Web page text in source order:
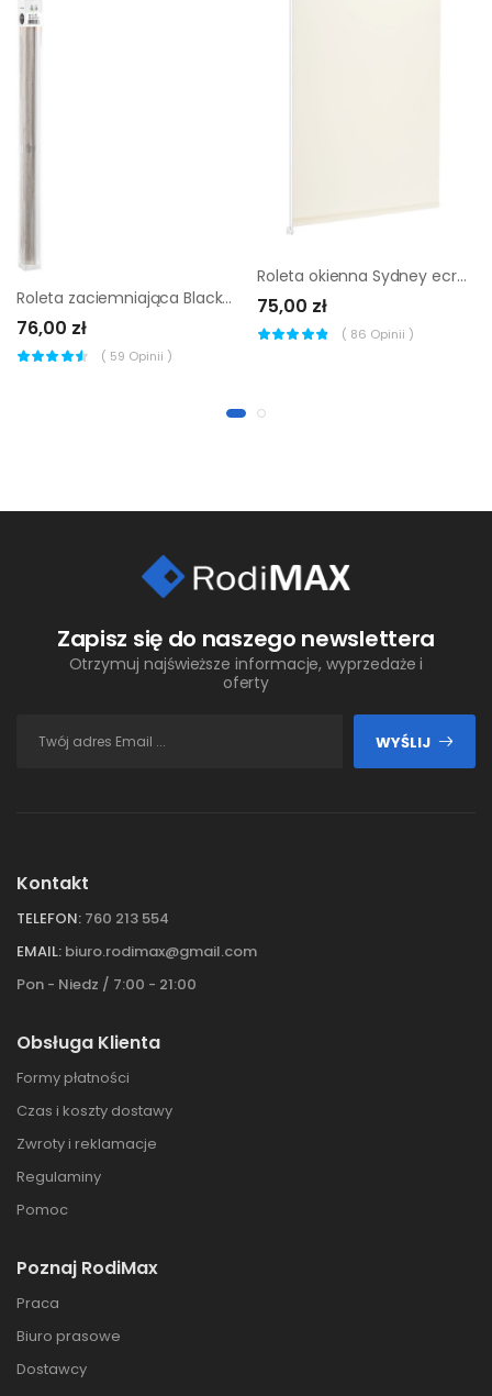
Roleta zaciemniająca Blackout 43 x 160 cm szara ze strukturą Inspire
76,00 zł
( 59 Opinii )
Roleta okienna Sydney ecru kremowa 100 x 150 cm Inspire
75,00 zł
( 86 Opinii )
Zapisz się do naszego newslettera
Otrzymuj najświeższe informacje, wyprzedaże i
oferty
WYŚLIJ
Kontakt
TELEFON: 760 213 554
EMAIL: biuro.rodimax@gmail.com
Pon - Niedz / 7:00 - 21:00
Obsługa Klienta
Formy płatności
Czas i koszty dostawy
Zwroty i reklamacje
Regulaminy
Pomoc
Poznaj RodiMax
Praca
Biuro prasowe
Dostawcy